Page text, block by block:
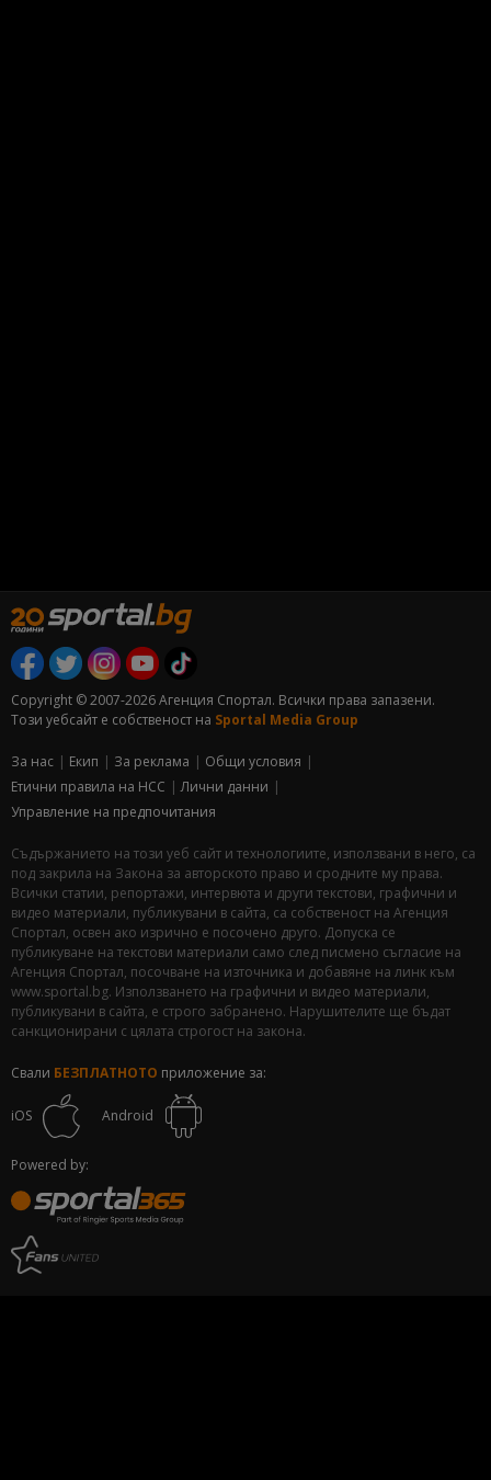
Copyright © 2007-2026 Агенция Спортал. Всички права запазени.
Този уебсайт е собственост на Sportal Media Group
За нас Екип За рекламa
Общи условия
Етични правила на НСС
Лични данни
Управление на предпочитания
Съдържанието на този уеб сайт и технологиите, използвани в него, са
под закрила на Закона за авторското право и сродните му права.
Всички статии, репортажи, интервюта и други текстови, графични и
видео материали, публикувани в сайта, са собственост на Агенция
Спортал, освен ако изрично е посочено друго. Допуска се
публикуване на текстови материали само след писмено съгласие на
Агенция Спортал, посочване на източника и добавяне на линк към
www.sportal.bg. Използването на графични и видео материали,
публикувани в сайта, е строго забранено. Нарушителите ще бъдат
санкционирани с цялата строгост на закона.
Свали БЕЗПЛАТНОТО приложение за:
iOS Android
Powered by: